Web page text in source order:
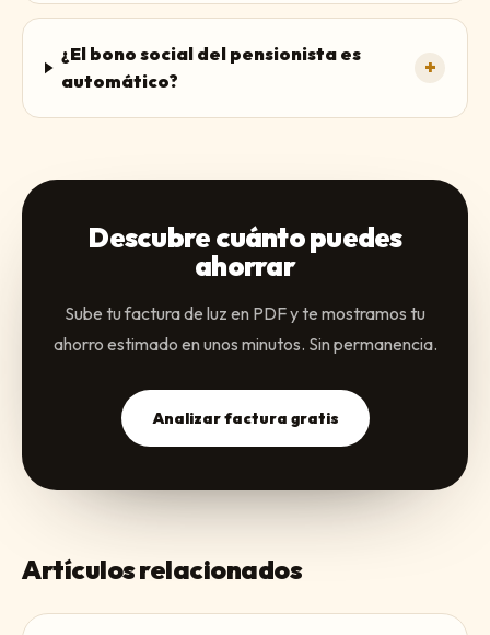
¿El bono social del pensionista es
automático?
+
Descubre cuánto puedes
ahorrar
Sube tu factura de luz en PDF y te mostramos tu
ahorro estimado en unos minutos. Sin permanencia.
Analizar factura gratis
Artículos relacionados